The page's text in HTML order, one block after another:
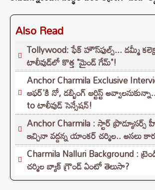
Also Read
Tollywood: ఫేక్ హౌస్‌ఫుల్స్... డమ్మీ
టాలీవుడ్‌లో కొత్త "మైండ్ గేమ్"!
Anchor Charmila Exclusive
ఆఫర్'కి నో, డబ్బింగ్ ఆర్టిస్ట్
to టాలీవుడ్ సెన్సేషన్!
Anchor Charmila : స్టార్
ఇచ్చినా వద్దన్న యాంకర్ చర్మిల.. అసలు
Charmila Nalluri Background :
చర్మిల బ్యాక్ గ్రౌండ్ ఏంటో తెలుసా?